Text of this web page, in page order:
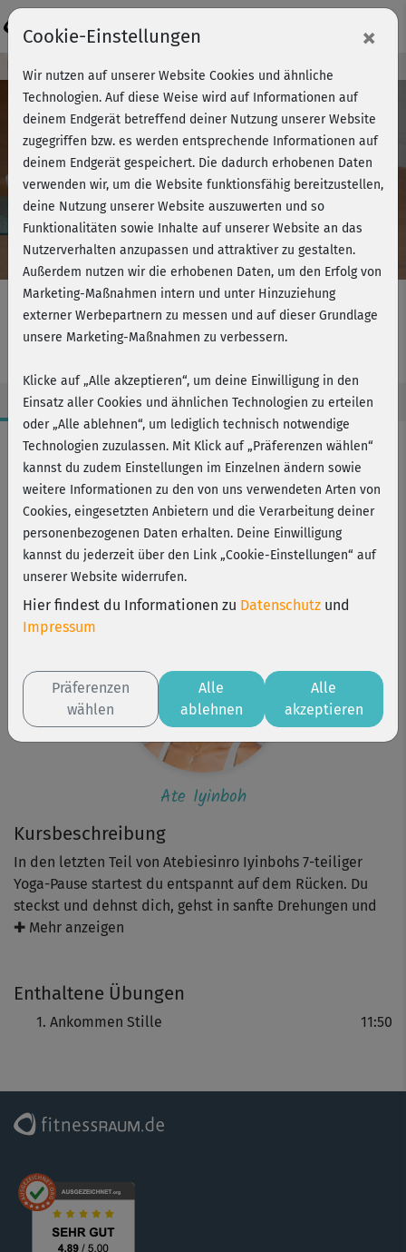
Play
Video
Kursvorschau - Jetzt mitmachen!
Yoga am Abend 7 - Ankommen
Kursbeschreibung
In den letzten Teil von Atebiesinro Iyinbohs 7-teiliger
Yoga-Pause startest du entspannt auf dem Rücken. Du
steckst und dehnst dich, gehst in sanfte Drehungen und
Mobilisationen. In Shavasana findest du Entspannung –
Ates Mantra: Ich bin ein Teil vom Ganzen und dadurch
✚ Mehr anzeigen
Enthaltene Übungen
Ankommen Stille 11:50
Workout-Facts
mittelschwer
12 Min
23 kcal
Ate Iyinboh
Ate Iyinboh
Cookie-Einstellungen ×
Wir nutzen auf unserer Website Cookies und ähnliche
Technologien. Auf diese Weise wird auf Informationen auf
deinem Endgerät betreffend deiner Nutzung unserer Website
zugegriffen bzw. es werden entsprechende Informationen auf
deinem Endgerät gespeichert. Die dadurch erhobenen Daten
verwenden wir, um die Website funktionsfähig bereitzustellen,
deine Nutzung unserer Website auszuwerten und so
Funktionalitäten sowie Inhalte auf unserer Website an das
Nutzerverhalten anzupassen und attraktiver zu gestalten.
Außerdem nutzen wir die erhobenen Daten, um den Erfolg von
Marketing-Maßnahmen intern und unter Hinzuziehung
externer Werbepartnern zu messen und auf dieser Grundlage
unsere Marketing-Maßnahmen zu verbessern.
Klicke auf „Alle akzeptieren“, um deine Einwilligung in den
Einsatz aller Cookies und ähnlichen Technologien zu erteilen
oder „Alle ablehnen“, um lediglich technisch notwendige
Technologien zuzulassen. Mit Klick auf „Präferenzen wählen“
kannst du zudem Einstellungen im Einzelnen ändern sowie
weitere Informationen zu den von uns verwendeten Arten von
Cookies, eingesetzten Anbietern und die Verarbeitung deiner
personenbezogenen Daten erhalten. Deine Einwilligung
kannst du jederzeit über den Link „Cookie-Einstellungen“ auf
unserer Website widerrufen.
Hier findest du Informationen zu Datenschutz und
Impressum
Präferenzen
wählen
Alle
ablehnen
Alle
akzeptieren